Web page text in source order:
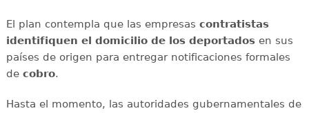
El plan contempla que las empresas contratistas
identifiquen el domicilio de los deportadosen sus
países de origen para entregar notificaciones formales
de cobro.
Hasta el momento, las autoridades gubernamentales de